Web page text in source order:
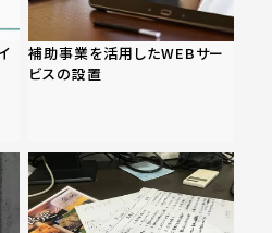
補助事業を活用したWEBサー
ビスの設置